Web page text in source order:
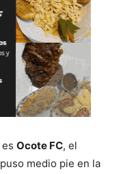
Ocote FC, el
medio pie en la